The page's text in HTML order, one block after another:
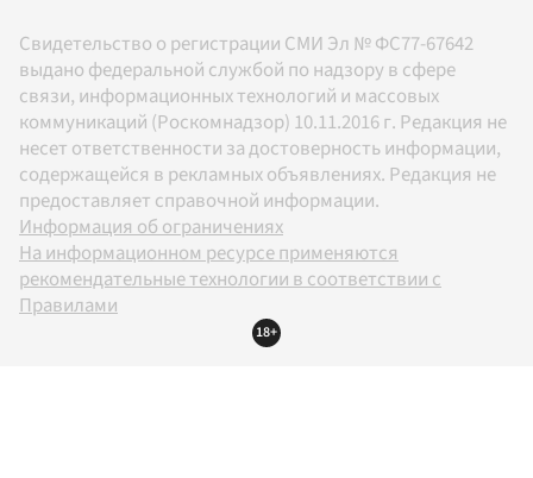
Свидетельство о регистрации СМИ Эл № ФС77-67642
выдано федеральной службой по надзору в сфере
связи, информационных технологий и массовых
коммуникаций (Роскомнадзор) 10.11.2016 г. Редакция не
несет ответственности за достоверность информации,
содержащейся в рекламных объявлениях. Редакция не
предоставляет справочной информации.
Информация об ограничениях
На информационном ресурсе применяются
рекомендательные технологии в соответствии с
Правилами
18+